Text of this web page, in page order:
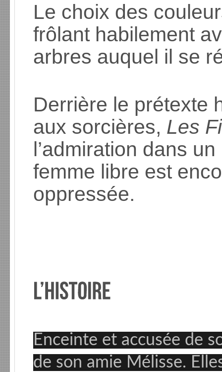
Le choix des
frôlant habilement
arbres auquel il se
Derrière le prétexte
aux sorcières, Les
l’admiration dans
femme libre est
oppressée.
Enceinte et accusée de
de son amie Mélisse.